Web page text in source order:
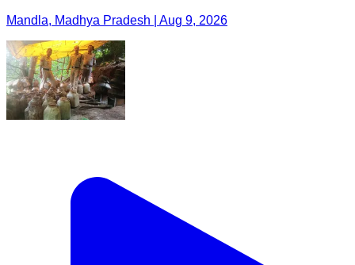
Mandla, Madhya Pradesh | Aug 9, 2026